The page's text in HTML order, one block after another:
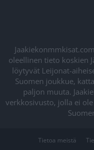
oleellinen tieto koskien
löytyvät Leijonat-
Suomen joukkue,
paljon muuta.
verkkosivusto, jolla ei
Tietoa meistä